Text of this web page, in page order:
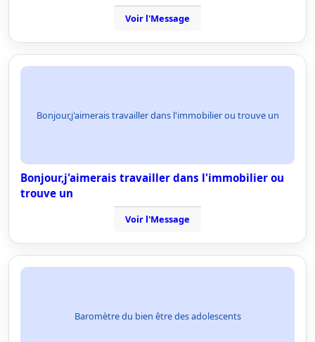
Voir l'Message
Bonjour,j'aimerais travailler dans l'immobilier ou trouve un
Bonjour,j'aimerais travailler dans l'immobilier ou
trouve un
Voir l'Message
Baromètre du bien être des adolescents